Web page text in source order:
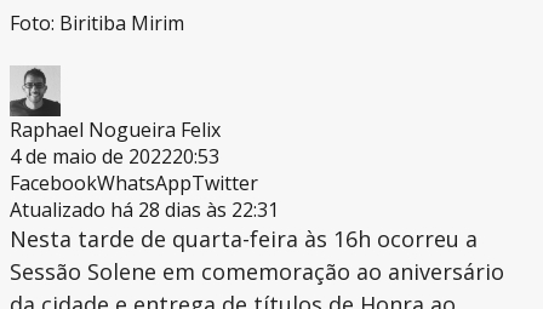
Foto: Biritiba Mirim
Raphael Nogueira Felix
4 de maio de 202220:53
FacebookWhatsAppTwitter
Atualizado há 28 dias às 22:31
Nesta tarde de quarta-feira às 16h ocorreu a
Sessão Solene em comemoração ao aniversário